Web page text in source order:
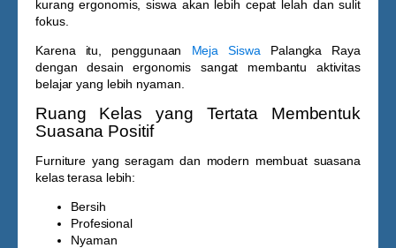
kurang ergonomis, siswa akan lebih cepat lelah dan sulit
fokus.
Karena itu, penggunaan Meja Siswa Palangka Raya
dengan desain ergonomis sangat membantu aktivitas
belajar yang lebih nyaman.
Ruang Kelas yang Tertata Membentuk
Suasana Positif
Furniture yang seragam dan modern membuat suasana
kelas terasa lebih:
Bersih
Profesional
Nyaman